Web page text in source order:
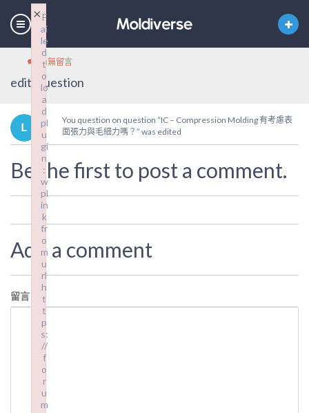
尚無留言
edit_question
You question on question “IC – Compression Molding 有考慮表
面張力與毛細力嗎？” was edited
Be the first to post a comment.
Add a comment
留言
F
ai
le
d
t
o
lo
a
d
pl
u
gi
n
:
w
pl
in
k
fr
o
m
u
rl
h
t
t
p
s:
//
f
o
r
u
m
×